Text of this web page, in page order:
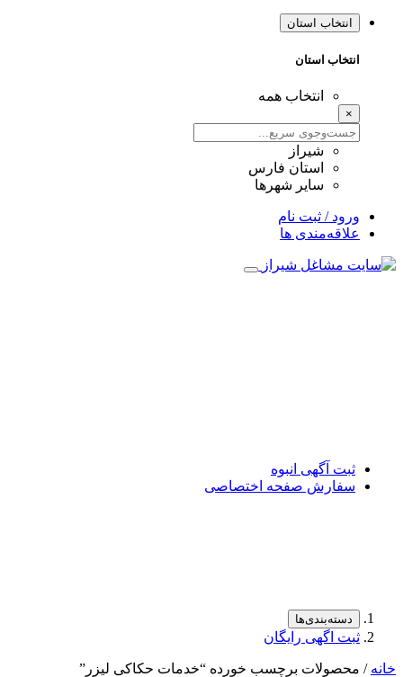
انتخاب استان
انتخاب استان
انتخاب همه
×
شیراز
استان فارس
سایر شهرها
ورود / ثبت نام
علاقه‌مندی ها
ثبت آگهی انبوه
سفارش صفحه اختصاصی
دسته‌بندی‌ها
ثبت اگهی رایگان
خانه / محصولات برچسب خورده “خدمات حکاکی لیزر”